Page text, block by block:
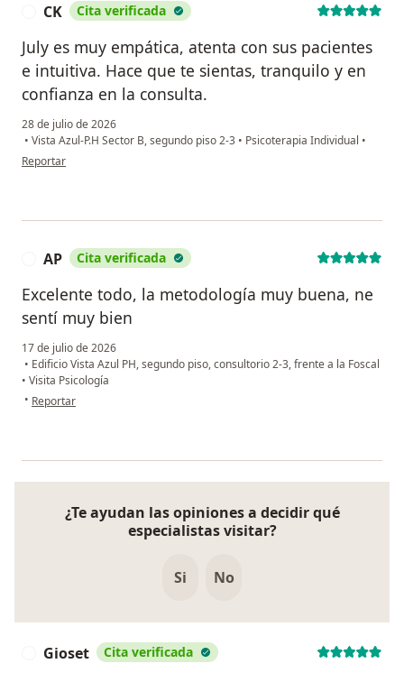
CK Cita verificada
July es muy empática, atenta con sus pacientes
e intuitiva. Hace que te sientas, tranquilo y en
confianza en la consulta.
28 de julio de 2026
• Vista Azul-P.H Sector B, segundo piso 2-3 • Psicoterapia Individual •
en opinión del usuario CK
Reportar
AP Cita verificada
Excelente todo, la metodología muy buena, ne
sentí muy bien
17 de julio de 2026
• Edificio Vista Azul PH, segundo piso, consultorio 2-3, frente a la Foscal
• Visita Psicología
• en opinión del usuario AP
Reportar
¿Te ayudan las opiniones a decidir qué
especialistas visitar?
Si No
Gioset Cita verificada